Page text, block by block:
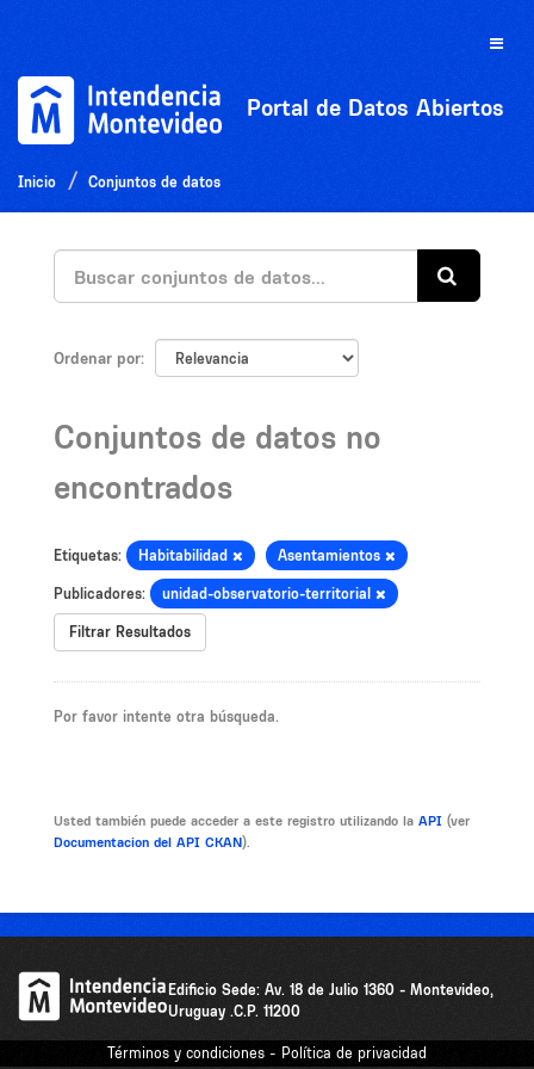
Toggle
Portal de Datos Abiertos
Inicio Conjuntos de datos
Ordenar por
Conjuntos de datos no
encontrados
Etiquetas: Habitabilidad Asentamientos
Publicadores: unidad-observatorio-territorial
Filtrar Resultados
Por favor intente otra búsqueda.
Usted también puede acceder a este registro utilizando la API (ver
Documentacion del API CKAN).
Edificio Sede: Av. 18 de Julio 1360 - Montevideo,
Uruguay .C.P. 11200
Términos y condiciones - Política de privacidad